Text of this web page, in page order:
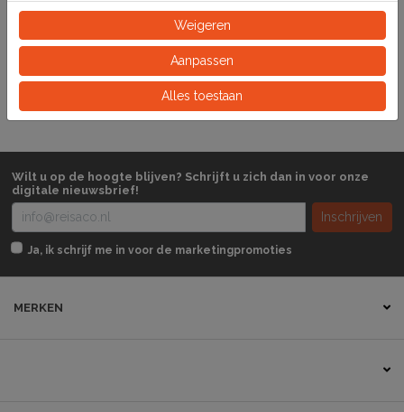
Stuk
Wilt u op de hoogte blijven? Schrijft u zich dan in voor onze
digitale nieuwsbrief!
Inschrijven
Ja, ik schrijf me in voor de marketingpromoties
MERKEN
Weigeren
Aanpassen
Alles toestaan